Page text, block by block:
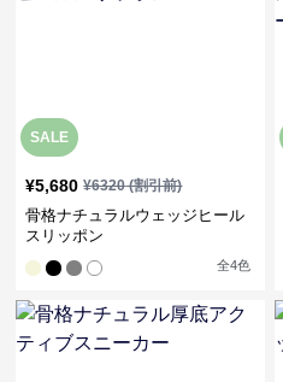
SALE
¥5,680 ¥6320(割引前)
骨格ナチュラルウェッジヒール
スリッポン
全4色